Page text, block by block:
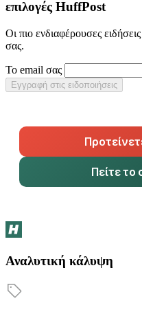
επιλογές HuffPost
Οι πιο ενδιαφέρουσες
σας.
Το email σας
Εγγραφή στις ειδοποιήσεις
Πείτε
Αναλυτική κάλυψη